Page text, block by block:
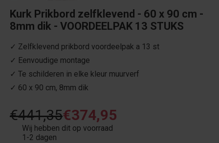
Kurk Prikbord zelfklevend - 60 x 90 cm -
8mm dik - VOORDEELPAK 13 STUKS
✓ Zelfklevend prikbord voordeelpak a 13 st
✓ Eenvoudige montage
✓ Te schilderen in elke kleur muurverf
✓ 60 x 90 cm, 8mm dik
€441,35€374,95
Wij hebben dit op voorraad
1-2 dagen